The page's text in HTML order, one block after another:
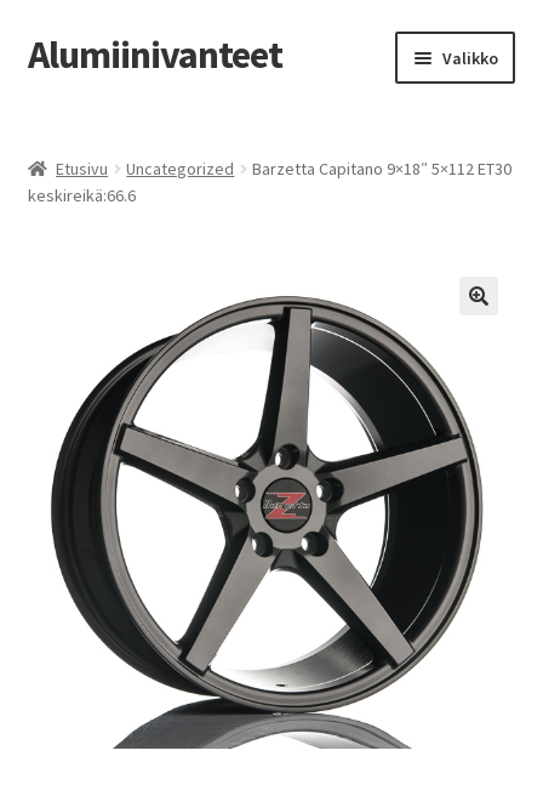
Siirry
navigointiin
Siirry
sisältöön
Alumiinivanteet Valikko
Kauppa
Vanteiden osto-opas
Auton renkaat
Yhteystiedot
Etusivu Uncategorized
Barzetta Capitano 9×18″ 5×112 ET30
keskireikä:66.6